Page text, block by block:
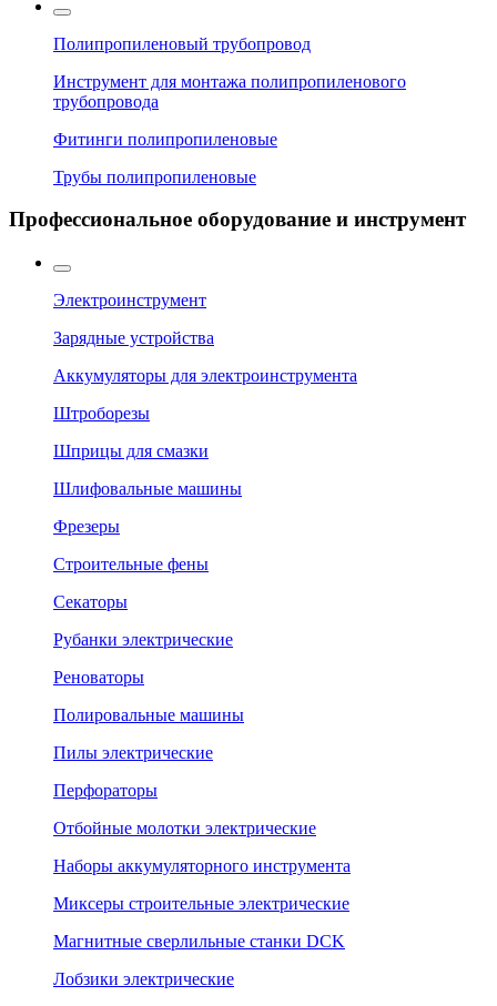
Полипропиленовый трубопровод
Инструмент для монтажа полипропиленового
трубопровода
Фитинги полипропиленовые
Трубы полипропиленовые
Профессиональное оборудование и инструмент
Электроинструмент
Зарядные устройства
Аккумуляторы для электроинструмента
Штроборезы
Шприцы для смазки
Шлифовальные машины
Фрезеры
Строительные фены
Секаторы
Рубанки электрические
Реноваторы
Полировальные машины
Пилы электрические
Перфораторы
Отбойные молотки электрические
Наборы аккумуляторного инструмента
Миксеры строительные электрические
Магнитные сверлильные станки DCK
Лобзики электрические